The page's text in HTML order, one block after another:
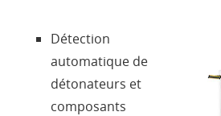
Contacts
Login
Détection
automatique de
détonateurs et
composants